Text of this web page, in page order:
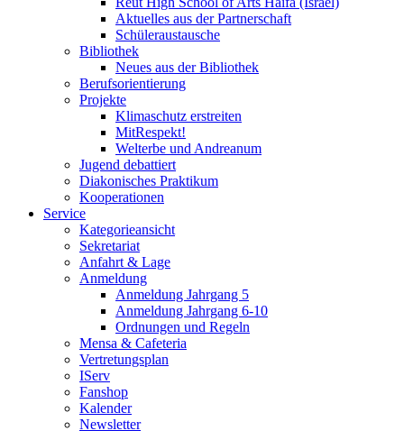
Aktuelles aus der Partnerschaft
Schüleraustausche
Bibliothek
Neues aus der Bibliothek
Berufsorientierung
Projekte
Klimaschutz erstreiten
MitRespekt!
Welterbe und Andreanum
Jugend debattiert
Diakonisches Praktikum
Kooperationen
Service
Kategorieansicht
Sekretariat
Anfahrt & Lage
Anmeldung
Anmeldung Jahrgang 5
Anmeldung Jahrgang 6-10
Ordnungen und Regeln
Mensa & Cafeteria
Vertretungsplan
IServ
Fanshop
Kalender
Newsletter